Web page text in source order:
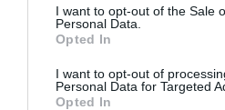
consent section.
I want to opt-out of the Sale
Personal Data.
Opted In
I want to opt-out of
Personal Data for Targeted
Opted In
06.08.2026 | 19:20
της Ευρώπης
στην Ελλάδα – Πού θα γίνει
Νεκρός ο Βίνσεντ
Παστόρε της σειράς
The Sopranos